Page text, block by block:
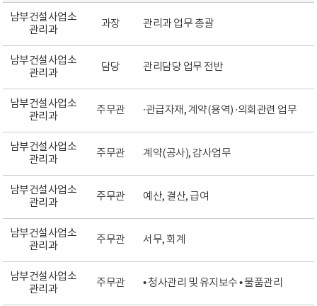
남부건설사업소
관리과
과장 관리과 업무 총괄
남부건설사업소
관리과
담당 관리담당 업무 전반
남부건설사업소
관리과
주무관 ∙관급자재, 계약(용역) ∙의회관련 업무
남부건설사업소
관리과
주무관 계약(공사), 감사업무
남부건설사업소
관리과
주무관 예산, 결산, 급여
남부건설사업소
관리과
주무관 서무, 회계
남부건설사업소
관리과
주무관 • 청사관리 및 유지보수 • 물품관리